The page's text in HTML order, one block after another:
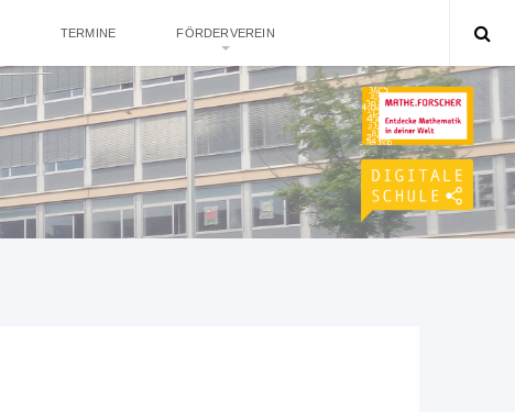
TERMINE FÖRDERVEREIN